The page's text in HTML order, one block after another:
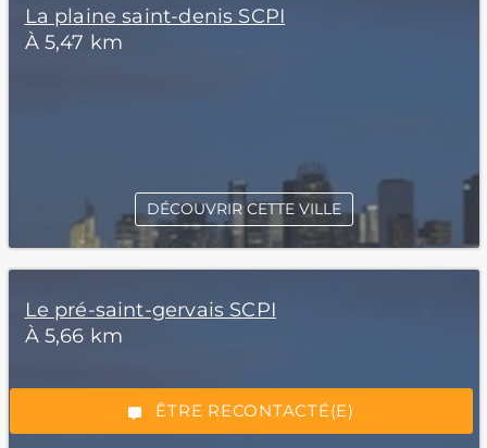
“Excellent”, 165 avis
ÊTRE RECONTACTÉ(E)
La plaine saint-denis SCPI
À 5,47 km
DÉCOUVRIR CETTE VILLE
Le pré-saint-gervais SCPI
À 5,66 km